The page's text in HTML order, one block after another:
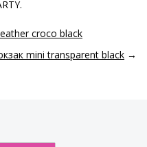
croco black
mini transparent black →